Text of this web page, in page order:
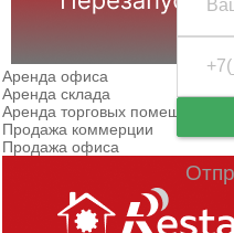
Аренда офиса
Аренда склада
Аренда торговых помещений
Продажа коммерции
Продажа офиса